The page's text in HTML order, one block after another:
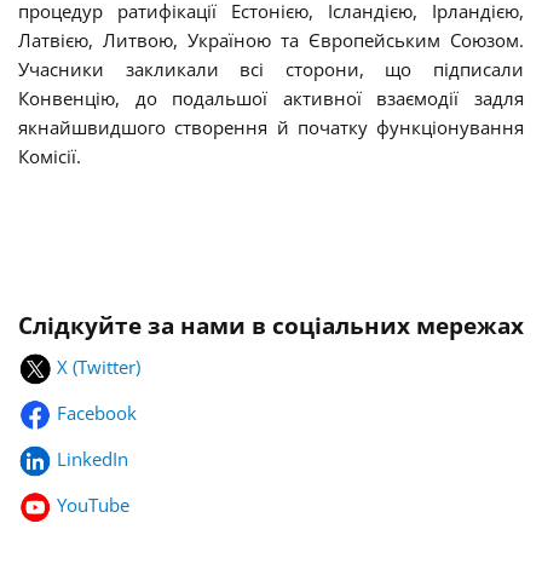
процедур ратифікації Естонією, Ісландією, Ірландією,
Латвією, Литвою, Україною та Європейським Союзом.
Учасники закликали всі сторони, що підписали
Конвенцію, до подальшої активної взаємодії задля
якнайшвидшого створення й початку функціонування
Комісії.
Слідкуйте за нами в соціальних мережах
X (Twitter)
Facebook
LinkedIn
YouTube